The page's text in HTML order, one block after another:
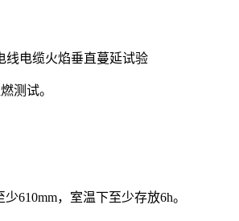
线电缆火焰垂直蔓延试验
测试。
610mm，室温下至少存放6h。